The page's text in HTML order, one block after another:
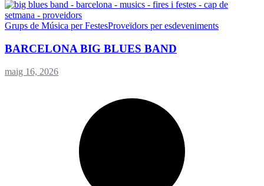
Grups de Música per FestesProveïdors per esdeveniments
BARCELONA BIG BLUES BAND
maig 16, 2026